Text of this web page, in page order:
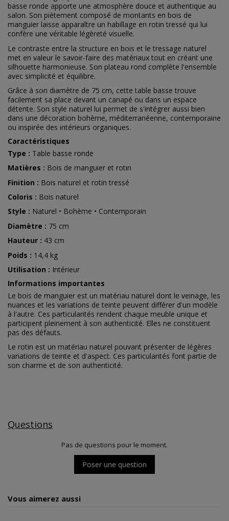
basse ronde apporte une atmosphère douce et authentique au
salon. Son piètement composé de montants en bois de
manguier laisse apparaître un habillage en rotin tressé qui lui
confère une véritable légèreté visuelle.
Le contraste entre la structure en bois et le tressage naturel
met en valeur le savoir-faire des matériaux tout en créant une
silhouette harmonieuse. Son plateau rond complète l'ensemble
avec simplicité et équilibre.
Grâce à son diamètre de 75 cm, cette table basse trouve
facilement sa place devant un canapé ou dans un espace
détente. Son style naturel lui permet de s'intégrer aussi bien
dans une décoration bohème, méditerranéenne, contemporaine
ou inspirée des intérieurs organiques.
Caractéristiques
Type : Table basse ronde
Matières : Bois de manguier et rotin
Finition : Bois naturel et rotin tressé
Coloris : Bois naturel
Style : Naturel • Bohème • Contemporain
Diamètre : 75 cm
Hauteur : 43 cm
Poids : 14,4 kg
Utilisation : Intérieur
Informations importantes
Le bois de manguier est un matériau naturel dont le veinage, les
nuances et les variations de teinte peuvent différer d'un modèle
à l'autre. Ces particularités rendent chaque meuble unique et
participent pleinement à son authenticité. Elles ne constituent
pas des défauts.
Le rotin est un matériau naturel pouvant présenter de légères
variations de teinte et d'aspect. Ces particularités font partie de
son charme et de son authenticité.
Questions
Pas de questions pour le moment.
Poser une question
Vous aimerez aussi